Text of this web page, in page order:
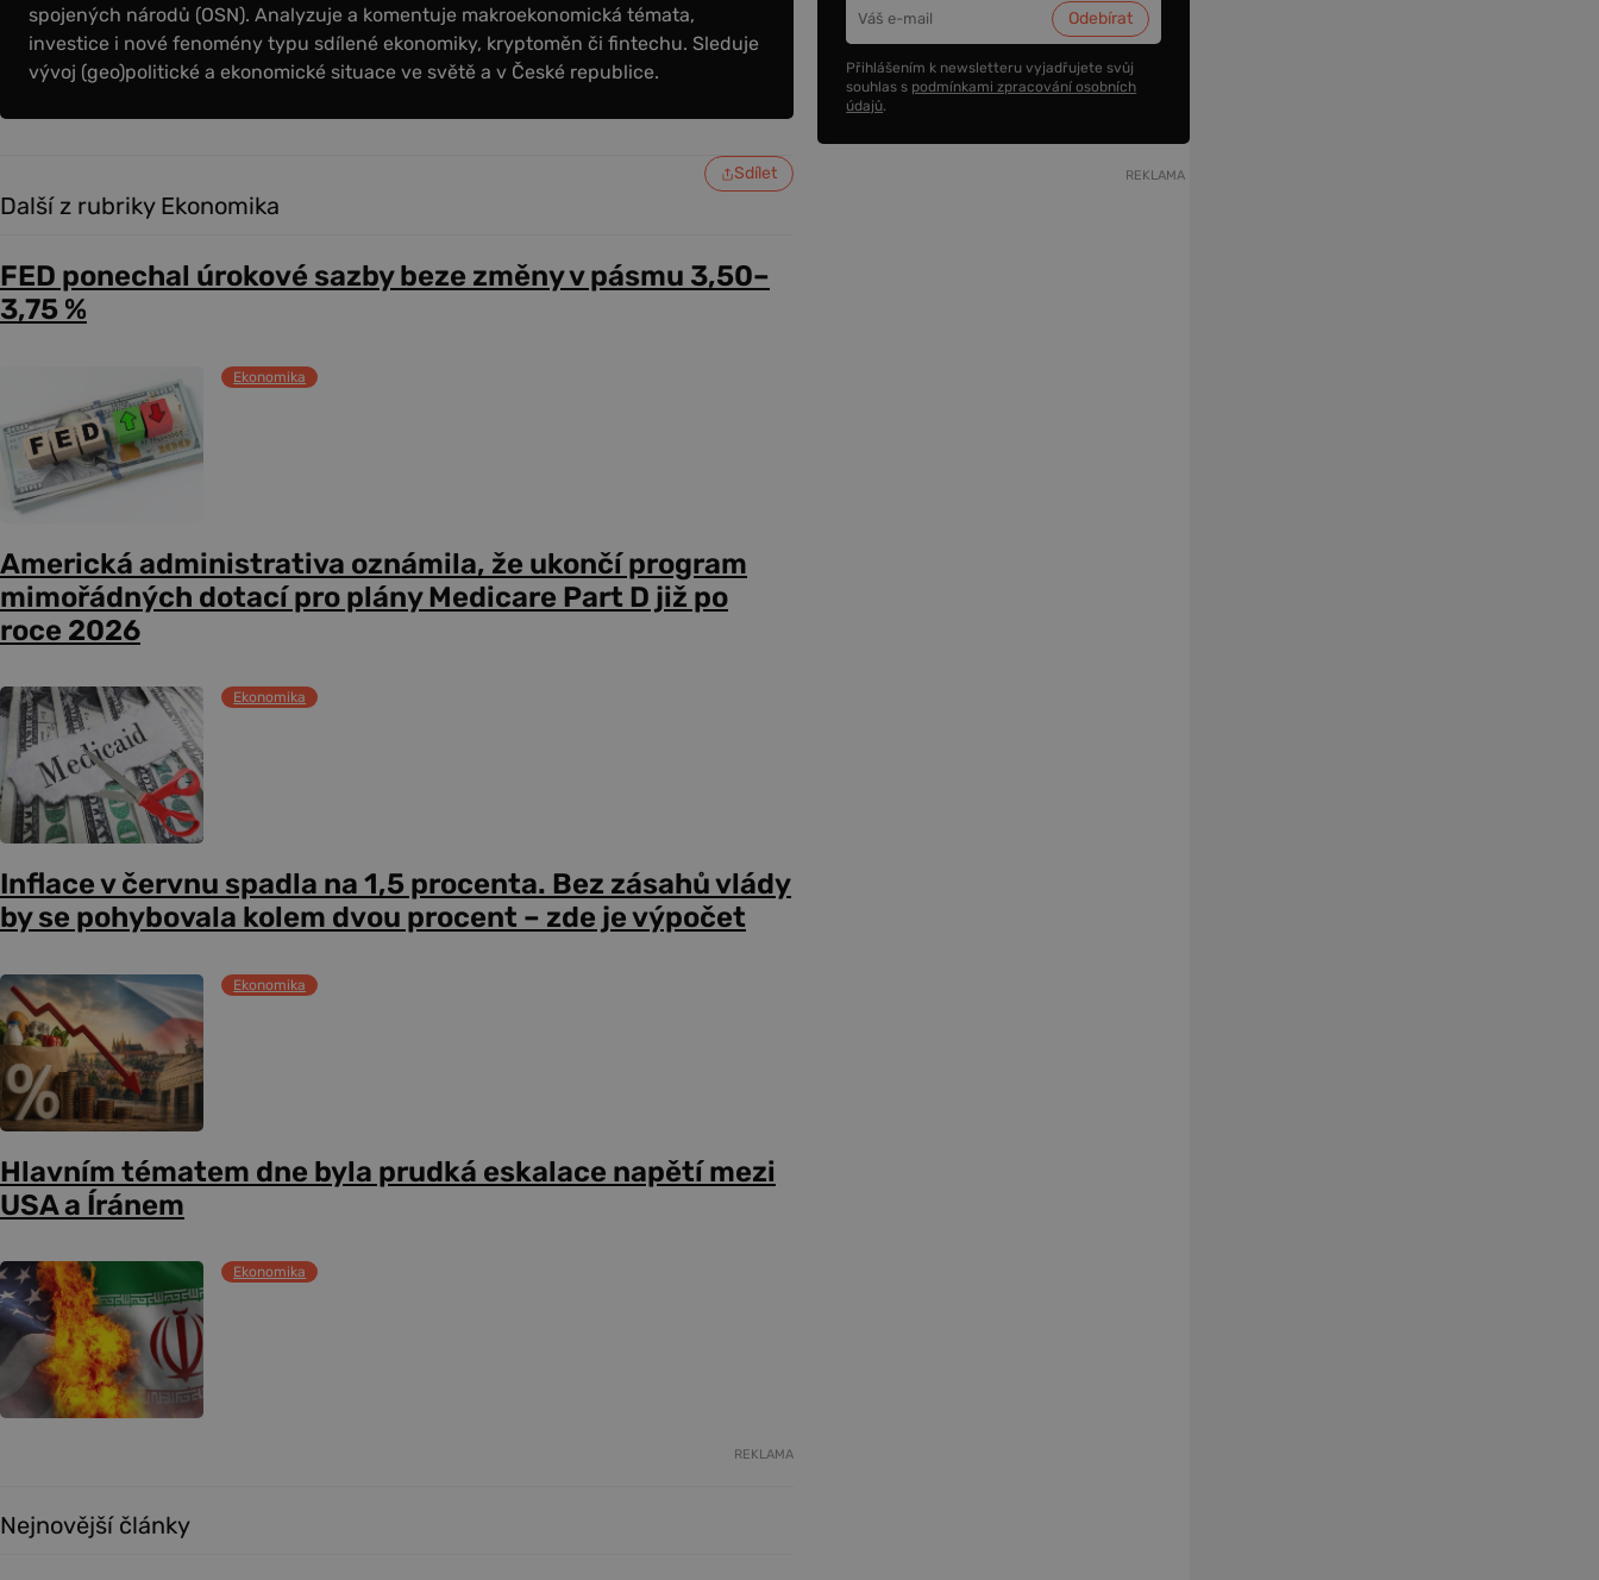
spojených národů (OSN). Analyzuje a komentuje makroekonomická témata,
investice i nové fenomény typu sdílené ekonomiky, kryptoměn či fintechu. Sleduje
vývoj (geo)politické a ekonomické situace ve světě a v České republice.
Sdílet
Další z rubriky Ekonomika
FED ponechal úrokové sazby beze změny v pásmu 3,50–
3,75 %
Ekonomika
Americká administrativa oznámila, že ukončí program
mimořádných dotací pro plány Medicare Part D již po
roce 2026
Ekonomika
Inflace v červnu spadla na 1,5 procenta. Bez zásahů vlády
by se pohybovala kolem dvou procent – zde je výpočet
Ekonomika
Hlavním tématem dne byla prudká eskalace napětí mezi
USA a Íránem
Ekonomika
REKLAMA
Nejnovější články
Přihlášením k newsletteru vyjadřujete svůj
souhlas s podmínkami zpracování osobních
údajů.
REKLAMA